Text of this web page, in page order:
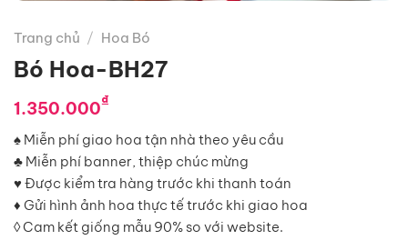
Trang chủ / Hoa Bó
Bó Hoa-BH27
1.350.000₫
♠ Miễn phí giao hoa tận nhà theo yêu cầu
♣ Miễn phí banner, thiệp chúc mừng
♥ Được kiểm tra hàng trước khi thanh toán
♦ Gửi hình ảnh hoa thực tế trước khi giao hoa
◊ Cam kết giống mẫu 90% so với website.